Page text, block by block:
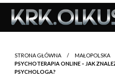
Skip
content
STRONA GŁÓWNA
MAŁOPOLSKA
PSYCHOTERAPIA ONLINE – JAK
PSYCHOLOGA?